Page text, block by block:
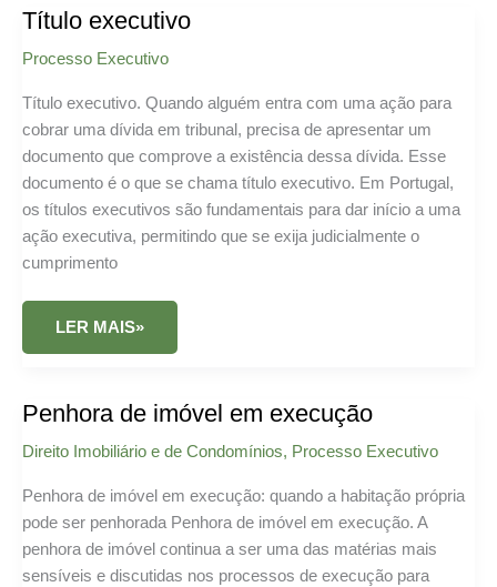
2026
Título executivo
Processo Executivo
Título executivo. Quando alguém entra com uma ação para
cobrar uma dívida em tribunal, precisa de apresentar um
documento que comprove a existência dessa dívida. Esse
documento é o que se chama título executivo. Em Portugal,
os títulos executivos são fundamentais para dar início a uma
ação executiva, permitindo que se exija judicialmente o
cumprimento
TÍTULO
LER MAIS»
Penhora de imóvel em execução
Direito Imobiliário e de Condomínios, Processo Executivo
Penhora de imóvel em execução: quando a habitação própria
pode ser penhorada Penhora de imóvel em execução. A
penhora de imóvel continua a ser uma das matérias mais
sensíveis e discutidas nos processos de execução para